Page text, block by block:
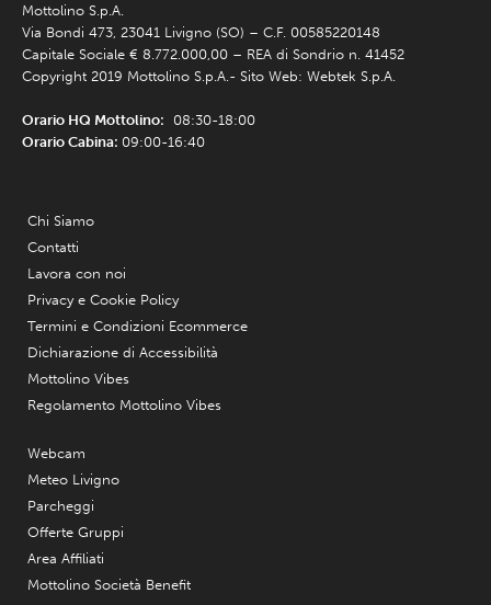
Mottolino S.p.A.
Via Bondi 473, 23041 Livigno (SO) – C.F. 00585220148
Capitale Sociale € 8.772.000,00 – REA di Sondrio n. 41452
Copyright 2019 Mottolino S.p.A.- Sito Web: Webtek S.p.A.
Orario HQ Mottolino: 08:30-18:00
Orario Cabina: 09:00-16:40
Chi Siamo
Contatti
Lavora con noi
Privacy e Cookie Policy
Termini e Condizioni Ecommerce
Dichiarazione di Accessibilità
Mottolino Vibes
Regolamento Mottolino Vibes
Webcam
Meteo Livigno
Parcheggi
Offerte Gruppi
Area Affiliati
Mottolino Società Benefit